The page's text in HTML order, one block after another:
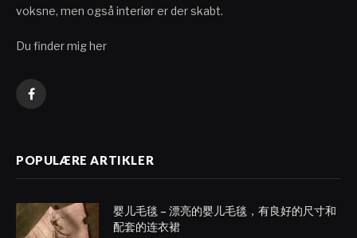
voksne, men også interiør er der skabt.
Du finder mig her
Facebook
POPULÆRE ARTIKLER
婴儿毛毯 – 漂亮的婴儿毛毯，有良好的尺寸和
配套的连衣裙